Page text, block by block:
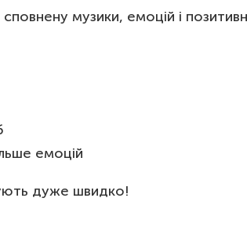
музики, емоцій і
емоцій
дуже швидко!